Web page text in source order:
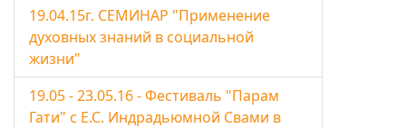
19.04.15г. СЕМИНАР "Применение
духовных знаний в социальной
жизни"
19.05 - 23.05.16 - Фестиваль "Парам
Гати" с Е.С. Индрадьюмной Свами в